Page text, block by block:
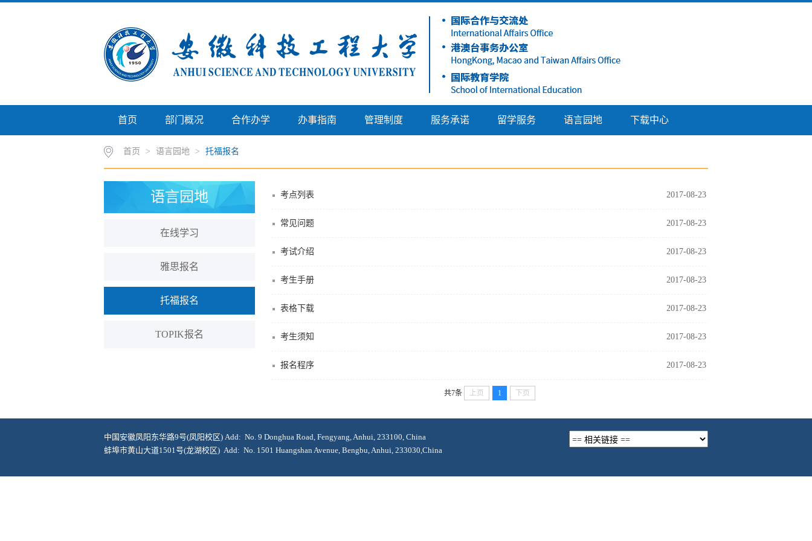
首页 部门概况 合作办学 办事指南 管理制度 服务承诺 留学服务 语言园地 下载中心
首页 > 语言园地 > 托福报名
语言园地
在线学习
雅思报名
托福报名
TOPIK报名
考点列表 2017-08-23
常见问题 2017-08-23
考试介绍 2017-08-23
考生手册 2017-08-23
表格下载 2017-08-23
考生须知 2017-08-23
报名程序 2017-08-23
共7条 上页 1 下页
中国安徽凤阳东华路9号(凤阳校区) Add: No. 9 Donghua Road, Fengyang, Anhui, 233100, China
蚌埠市黄山大道1501号(龙湖校区) Add: No. 1501 Huangshan Avenue, Bengbu, Anhui, 233030,China